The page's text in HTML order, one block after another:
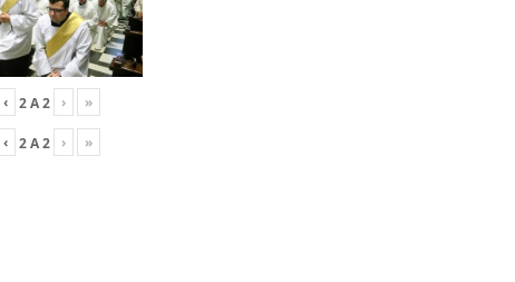
‹ 2A2 › »
‹ 2A2 › »